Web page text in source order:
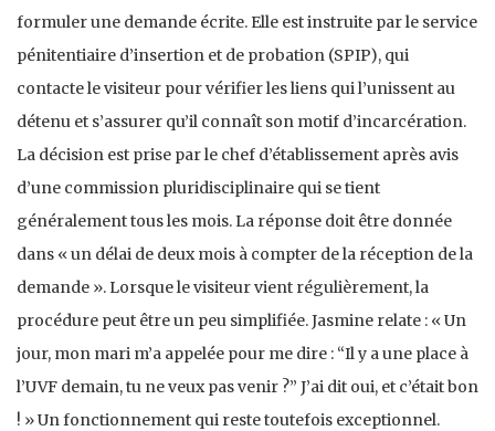
formuler une demande écrite. Elle est instruite par le service
pénitentiaire d’insertion et de probation (SPIP), qui
contacte le visiteur pour vérifier les liens qui l’unissent au
détenu et s’assurer qu’il connaît son motif d’incarcération.
La décision est prise par le chef d’établissement après avis
d’une commission pluridisciplinaire qui se tient
généralement tous les mois. La réponse doit être donnée
dans « un délai de deux mois à compter de la réception de la
demande ». Lorsque le visiteur vient régulièrement, la
procédure peut être un peu simplifiée. Jasmine relate : « Un
jour, mon mari m’a appelée pour me dire : “Il y a une place à
l’UVF demain, tu ne veux pas venir ?” J’ai dit oui, et c’était bon
! » Un fonctionnement qui reste toutefois exceptionnel.